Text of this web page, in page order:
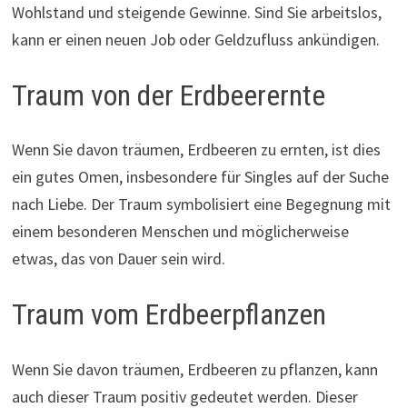
Wohlstand und steigende Gewinne. Sind Sie arbeitslos,
kann er einen neuen Job oder Geldzufluss ankündigen.
Traum von der Erdbeerernte
Wenn Sie davon träumen, Erdbeeren zu ernten, ist dies
ein gutes Omen, insbesondere für Singles auf der Suche
nach Liebe. Der Traum symbolisiert eine Begegnung mit
einem besonderen Menschen und möglicherweise
etwas, das von Dauer sein wird.
Traum vom Erdbeerpflanzen
Wenn Sie davon träumen, Erdbeeren zu pflanzen, kann
auch dieser Traum positiv gedeutet werden. Dieser